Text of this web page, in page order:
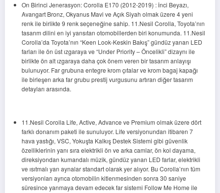
On Birinci Jenerasyon: Corolla E170 (2012-2019) : İnci Beyazı,
Avangart Bronz, Okyanus Mavi ve Açık Siyah olmak üzere 4 yeni
renk ile birlikte 9 renk seçeneğine sahip. 11.Nesil Corolla, Toyota’nın
tasarım dilini en iyi yansıtan otomobillerden biri konumunda. 11.Nesil
Corolla’da Toyota’nın “Keen Look-Keskin Bakış” gündüz yanan LED
farları ile ön üst ızgaraya ve “Under Priority – Öncelikli” dizaynı ile
birlikte ön alt ızgaraya daha çok önem veren bir tasarım anlayışı
bulunuyor. Far grubuna entegre krom çıtalar ve krom bagaj kapağı
ile birleşen arka far grubu prestij vurgusunu artıran diğer tasarım
detayları arasında.
11.Nesil Corolla Life, Active, Advance ve Premium olmak üzere dört
farklı donanım paketi ile sunuluyor. Life versiyonundan itibaren 7
hava yastığı, VSC, Yokuşta Kalkış Destek Sistemi gibi güvenlik
özelliklerinin yanı sıra elektrikli ön ve arka camlar, ön kol dayama,
direksiyondan kumandalı müzik, gündüz yanan LED farlar, elektrikli
ve ısıtmalı yan aynalar standart olarak yer alıyor. Bu Corolla’nın tüm
versiyonları ayrıca otomobilin kitlenmesinden sonra 30 saniye
süresince yanmaya devam edecek far sistemi Follow Me Home ile